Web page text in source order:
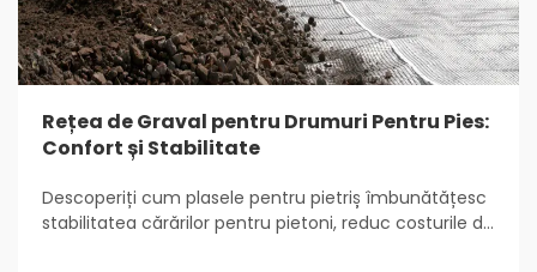
Rețea de Graval pentru Drumuri Pentru Pies:
Confort și Stabilitate
Descoperiți cum plasele pentru pietriș îmbunătățesc
stabilitatea cărărilor pentru pietoni, reduc costurile de